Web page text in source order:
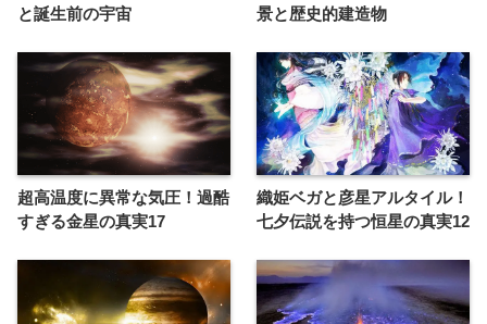
と誕生前の宇宙
景と歴史的建造物
超高温度に異常な気圧！過酷
すぎる金星の真実17
織姫ベガと彦星アルタイル！
七夕伝説を持つ恒星の真実12